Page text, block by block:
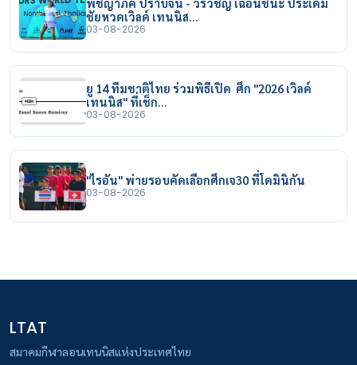
ชัยหวดเวิลด์ เทนนิส…
03-08-2026
ยู 14 ทีมชาติไทย ร่วมพิธีเปิด ศึก "2026 เวิลด์
เทนนิส" ที่เช็ก…
03-08-2026
"ไรอัน" พ่ายรอบคัดเลือกศึกเจ30 ที่โดมินิกัน
03-08-2026
LTAT
สมาคมกีฬาลอนเทนนิสแห่งประเทศไทย